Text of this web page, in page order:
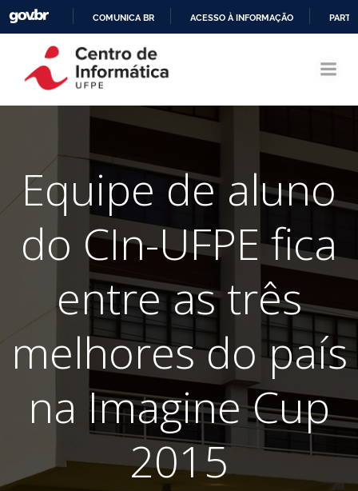
CONTEÚDO
COMUNICA BR ACESSO À INFORMAÇÃO
Equipe de aluno
do CIn-UFPE fica
entre as três
melhores do país
na Imagine Cup
2015